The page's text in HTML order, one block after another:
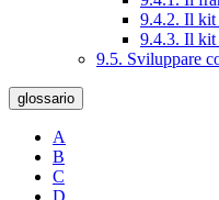
9.4.2. Il kit
9.4.3. Il
9.5. Sviluppare
glossario
A
B
C
D